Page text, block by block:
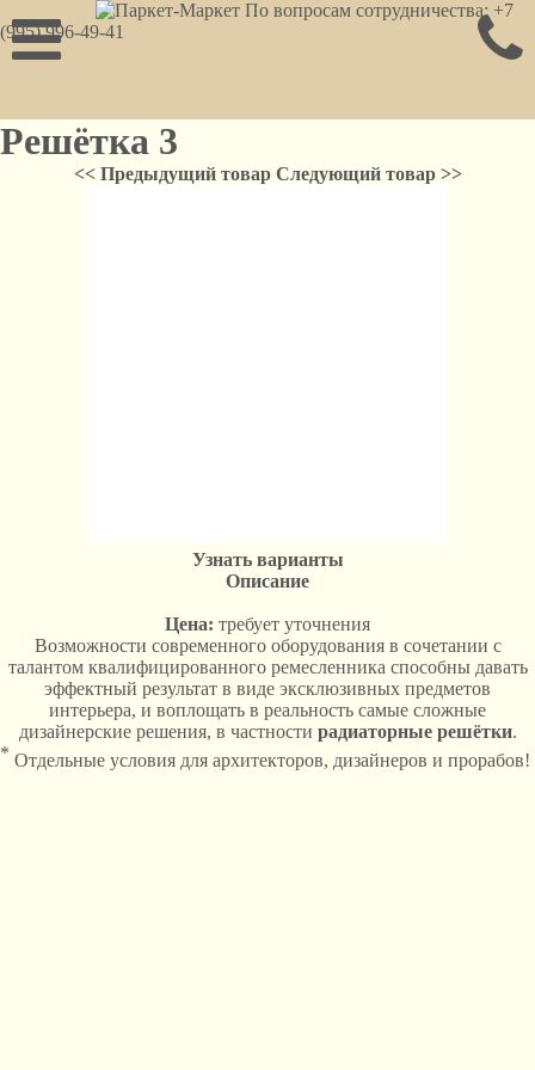
По вопросам сотрудничества: +7
(995) 996-49-41
Решётка 3
<< Предыдущий товар Следующий товар >>
Узнать варианты
Описание
Цена: требует уточнения
Возможности современного оборудования в сочетании с
талантом квалифицированного ремесленника способны давать
эффектный результат в виде эксклюзивных предметов
интерьера, и воплощать в реальность самые сложные
дизайнерские решения, в частности радиаторные решётки.
* Отдельные условия для архитекторов, дизайнеров и прорабов!